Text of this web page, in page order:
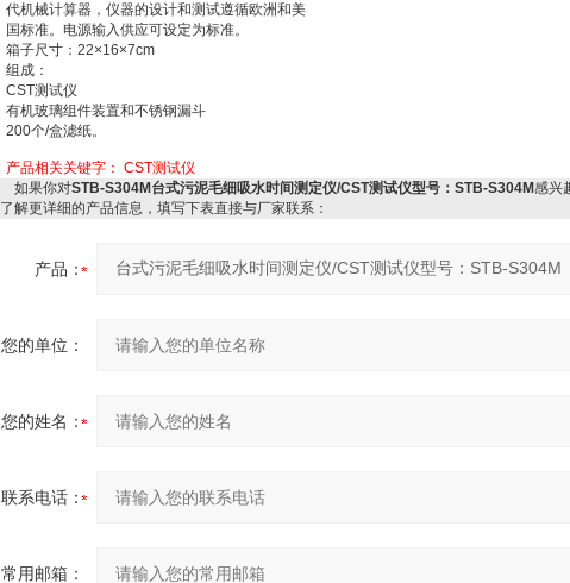
代机械计算器，仪器的设计和测试遵循欧洲和美
国标准。电源输入供应可设定为标准。
箱子尺寸：22×16×7cm
组成：
CST测试仪
有机玻璃组件装置和不锈钢漏斗
200个/盒滤纸。
产品相关关键字： CST测试仪
如果你对STB-S304M台式污泥毛细吸水时间测定仪/CST测试仪型号：STB-S304M感兴
了解更详细的产品信息，填写下表直接与厂家联系：
产品：
您的单位：
您的姓名：
联系电话：
常用邮箱：